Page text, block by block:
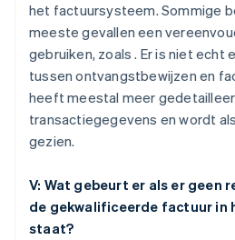
het factuursysteem. Sommige
meeste gevallen een
gebruiken, zoals . Er is niet echt
tussen ontvangstbewijzen en
heeft meestal meer
transactiegegevens en wordt
gezien.
V: Wat gebeurt er als er geen
de gekwalificeerde factuur in
staat?